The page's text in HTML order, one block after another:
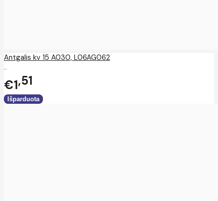
Antgalis kv 15 A030, L06AG062
..
€1 51